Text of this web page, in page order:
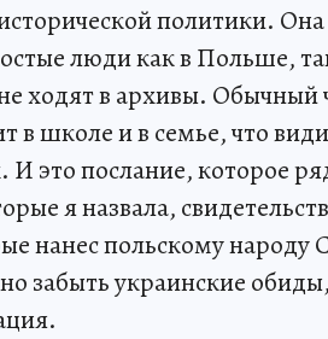
политики. Она
люди как в Польше,
ходят в архивы. Обычный
в школе и в семье, что
И это послание, которое
я назвала,
нанес польскому народу
забыть украинские